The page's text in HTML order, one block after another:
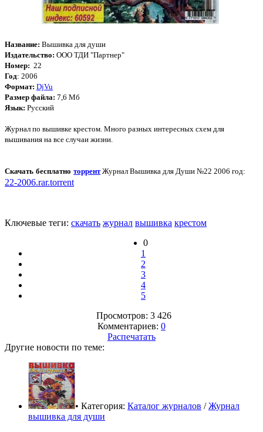
Название: Вышивка для души
Издательство: ООО ТДИ "Партнер"
Номер: 22
Год: 2006
Формат: DjVu
Размер файла: 7,6 Мб
Язык: Русский
Журнал по вышивке крестом. Много разных интересных схем для
вышивания на все случаи жизни.
Скачать бесплатноторрентЖурнал Вышивка для Души №22 2006 год:
22-2006.rar.torrent
Ключевые теги: скачать журнал вышивка крестом
0
1
2
3
4
5
Просмотров: 3 426
Комментариев: 0
Распечатать
Другие новости по теме:
• Категория: Каталог журналов /Журнал
вышивка для души